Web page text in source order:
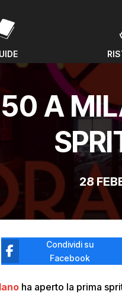
A
28
Condividi su
Facebook
ha aperto la prima